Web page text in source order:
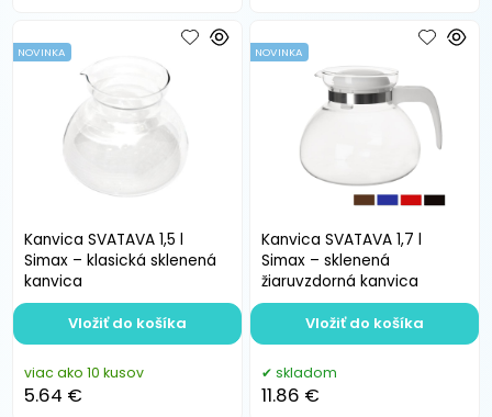
Kanvica SVATAVA 1,5 l
Simax – klasická sklenená
kanvica
NOVINKA
viac ako 10 kusov
5.64 €
Vložiť do košíka
Kanvica SVATAVA 1,7 l
Simax – sklenená
žiaruvzdorná kanvica
NOVINKA
skladom
11.86 €
Vložiť do košíka